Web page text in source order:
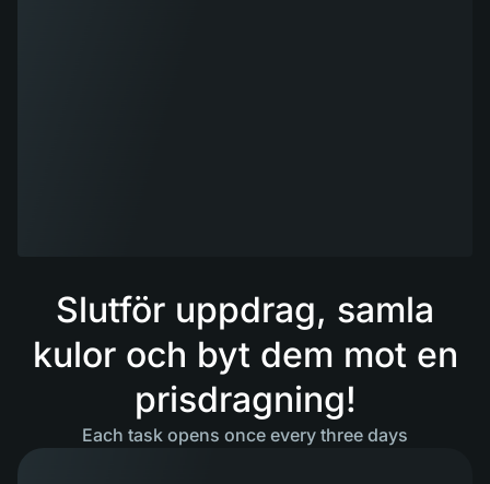
Slutför uppdrag, samla
kulor och byt dem mot en
prisdragning!
Each task opens once every three days